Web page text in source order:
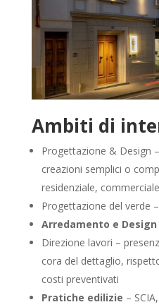
Ambiti di
Progettazione & Design
creazioni semplici o
residenziale,
Progettazione del verde
Arredamento e Design
Direzione lavori –
cora del dettaglio,
costi preventivati
Pratiche edilizie –